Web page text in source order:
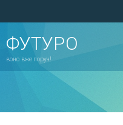
ФУТУРО
воно вже поруч!